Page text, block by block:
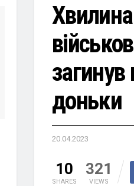
загинув
доньки
20.04.2023
10
SHARES
321
VIEWS